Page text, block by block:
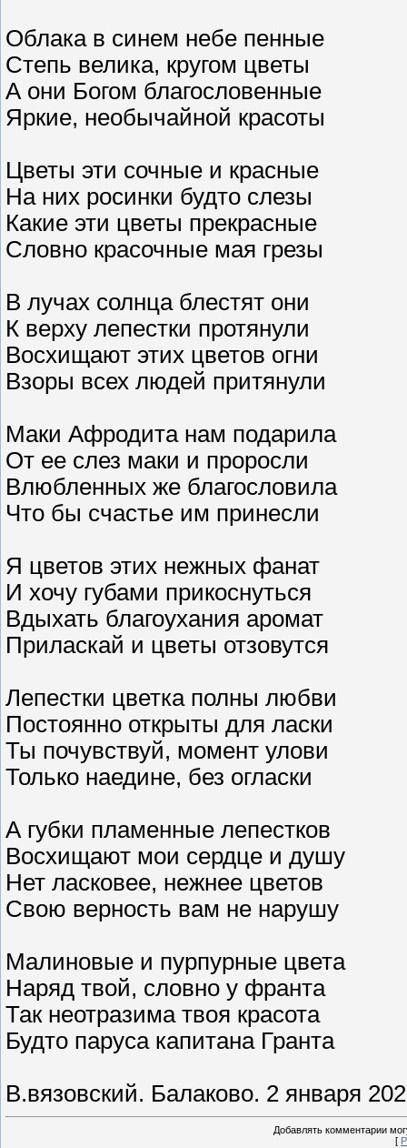
Облака в синем небе пенные
Степь велика, кругом цветы
А они Богом благословенные
Яркие, необычайной красоты
Цветы эти сочные и красные
На них росинки будто слезы
Какие эти цветы прекрасные
Словно красочные мая грезы
В лучах солнца блестят они
К верху лепестки протянули
Восхищают этих цветов огни
Взоры всех людей притянули
Маки Афродита нам подарила
От ее слез маки и проросли
Влюбленных же благословила
Что бы счастье им принесли
Я цветов этих нежных фанат
И хочу губами прикоснуться
Вдыхать благоухания аромат
Приласкай и цветы отзовутся
Лепестки цветка полны любви
Постоянно открыты для ласки
Ты почувствуй, момент улови
Только наедине, без огласки
А губки пламенные лепестков
Восхищают мои сердце и душу
Нет ласковее, нежнее цветов
Свою верность вам не нарушу
Малиновые и пурпурные цвета
Наряд твой, словно у франта
Так неотразима твоя красота
Будто паруса капитана Гранта
В.вязовский. Балаково. 2 января
Добавлять комментарии
[